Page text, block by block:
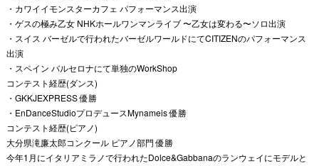
・カワイイモンスターカフェ パフォーマンス出演
・ゲスの極み乙女 NHKホールワンマンライブ 〜乙女は変わる〜ソロ出演
・スイス バーゼルで行われたバーゼルワールドにてCITIZENのパフォーマンス
出演
・スペイン バルセロナにて単独のWorkShop
コンテスト経歴(ダンス)
・GKKJEXPRESS 優勝
・EnDanceStudioプロデュースMynameis 優勝
コンテスト経歴(ピアノ)
大分県滝廉太郎コンクール ピアノ部門 優勝
今年1月にイタリアミラノで行われたDolce&Gabbanaのランウェイにモデルと